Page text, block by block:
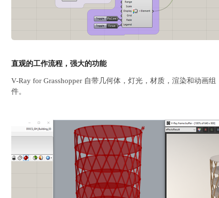
直观的工作流程，强大的功能
V-Ray for Grasshopper 自带几何体，灯光，材质，渲染和动画组
件。